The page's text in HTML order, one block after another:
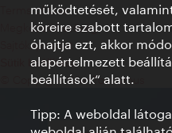
Terms of Use
Megközelíthetőség
Sajtókapcsolat
Sütik beállítása
© Copyright WienTourismus
működtetését,
köreire szabott
óhajtja ezt, akkor
alapértelmezett
beállítások“ alatt.
Tipp: A weboldal